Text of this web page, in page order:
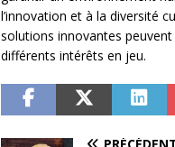
l’innovation et à la diversité
solutions innovantes
différents intérêts en jeu.